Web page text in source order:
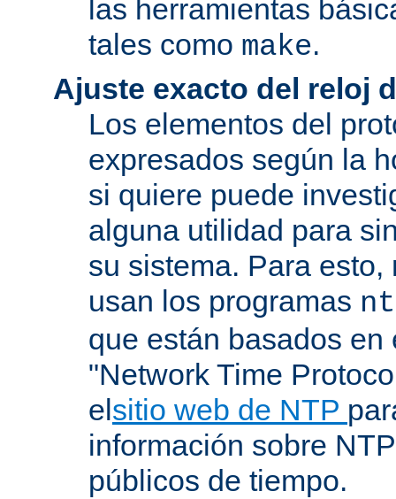
las herramientas
tales como make.
Ajuste exacto del reloj
Los elementos del
expresados según la
si quiere puede
alguna utilidad para
su sistema. Para esto,
usan los programas
que están basados en
"Network Time
elsitio web de NTP
información sobre
públicos de tiempo.